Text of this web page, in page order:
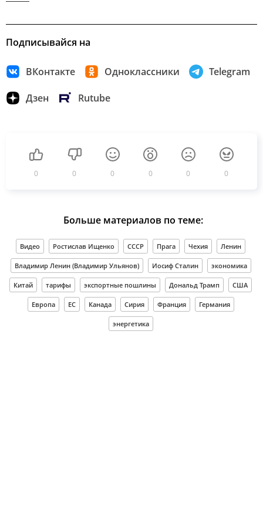
Подписывайся на
ВКонтакте Одноклассники Telegram
Дзен Rutube
0 0 0 0 0 0
Больше материалов по теме:
Видео Ростислав Ищенко СССР Прага Чехия Ленин
Владимир Ленин (Владимир Ульянов) Иосиф Сталин экономика
Китай тарифы экспортные пошлины Дональд Трамп США
Европа ЕС Канада Сирия Франция Германия
энергетика